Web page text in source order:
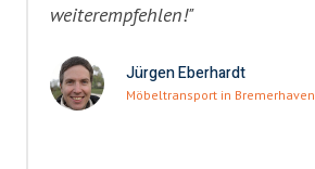
weiterempfehlen!"
Jürgen Eberhardt
Möbeltransport in Bremerhaven